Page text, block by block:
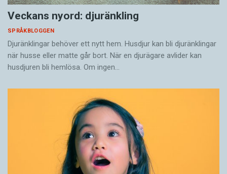
Veckans nyord: djuränkling
SPRÅKBLOGGEN
Djuränklingar behöver ett nytt hem. Husdjur kan bli djuränklingar
när husse eller matte går bort. När en djurägare avlider kan
husdjuren bli hemlösa. Om ingen…